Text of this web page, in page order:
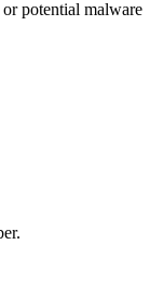
potential malware